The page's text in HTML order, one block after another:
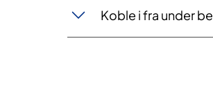
Koble i fra under